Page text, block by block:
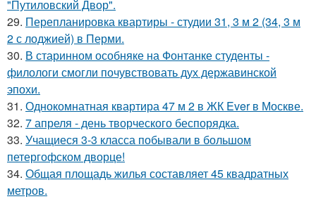
"Путиловский Двор".
29. Перепланировка квартиры - студии 31, 3 м 2 (34, 3 м
2 с лоджией) в Перми.
30. В старинном особняке на Фонтанке студенты -
филологи смогли почувствовать дух державинской
эпохи.
31. Однокомнатная квартира 47 м 2 в ЖК Ever в Москве.
32. 7 апреля - день творческого беспорядка.
33. Учащиеся 3-3 класса побывали в большом
петергофском дворце!
34. Общая площадь жилья составляет 45 квадратных
метров.